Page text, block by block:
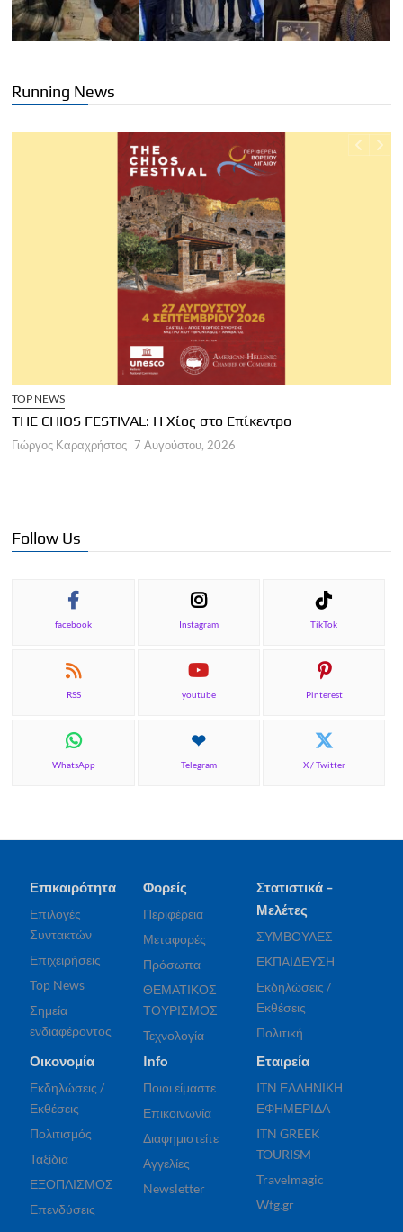
Running News
TOP NEWS
THE CHIOS FESTIVAL: Η Χίος στο Επίκεντρο
Γιώργος Καραχρήστος 7 Αυγούστου, 2026
Follow Us
facebook Instagram TikTok
RSS youtube Pinterest
WhatsApp Telegram X / Twitter
Επικαιρότητα
Επιλογές
Συντακτών
Επιχειρήσεις
Top News
Σημεία
ενδιαφέροντος
Φορείς
Περιφέρεια
Μεταφορές
Πρόσωπα
ΘΕΜΑΤΙΚΟΣ
ΤΟΥΡΙΣΜΟΣ
Τεχνολογία
Στατιστικά –
Μελέτες
ΣΥΜΒΟΥΛΕΣ
ΕΚΠΑΙΔΕΥΣΗ
Εκδηλώσεις /
Εκθέσεις
Πολιτική
Οικονομία
Εκδηλώσεις /
Εκθέσεις
Πολιτισμός
Ταξίδια
ΕΞΟΠΛΙΣΜΟΣ
Επενδύσεις
Info
Ποιοι είμαστε
Επικοινωνία
Διαφημιστείτε
Αγγελίες
Newsletter
Εταιρεία
ITN ΕΛΛΗΝΙΚΗ
ΕΦΗΜΕΡΙΔΑ
ITN GREEK
TOURISM
Travelmagic
Wtg.gr